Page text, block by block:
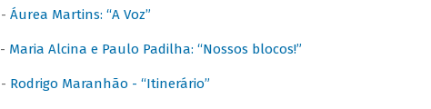
Áurea Martins: “A Voz”
Maria Alcina e Paulo Padilha: “Nossos blocos!”
Rodrigo Maranhão - “Itinerário”